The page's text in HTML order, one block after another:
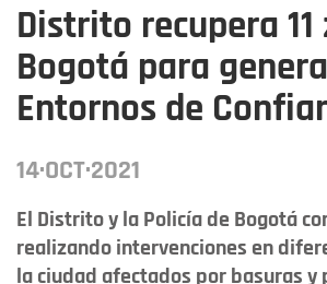
Distrito recupera 11
Bogotá para
Entornos de
14·OCT·2021
El Distrito y la Policía de Bogotá
realizando intervenciones en
la ciudad afectados por basuras y